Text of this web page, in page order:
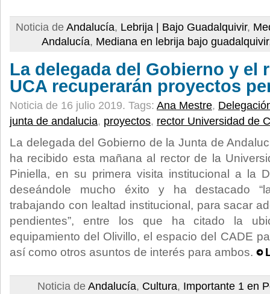
Noticia de Andalucía, Lebrija | Bajo Guadalquivir,
Andalucía, Mediana en lebrija bajo guadalquivir
La delegada del Gobierno y el
UCA recuperarán proyectos
Noticia de 16 julio 2019. Tags: Ana Mestre,
junta de andalucia, proyectos, rector Universidad de
La delegada del Gobierno de la Junta de
ha recibido esta mañana al rector de la
Piniella, en su primera visita institucional a la
deseándole mucho éxito y ha destacado
trabajando con lealtad institucional, para sacar
pendientes”, entre los que ha citado la
equipamiento del Olivillo, el espacio del CADE
así como otros asuntos de interés para ambos.
Noticia de Andalucía, Cultura, Importante 1 en